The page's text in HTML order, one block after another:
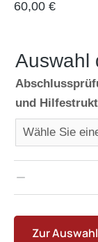
60,00 €
Auswahl
und
Zur